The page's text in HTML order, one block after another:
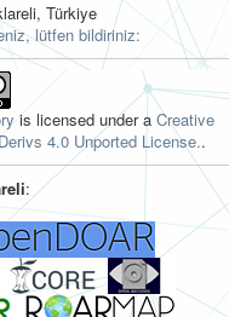
Türkiye
lütfen bildiriniz:
is licensed under a Creative
4.0 Unported License..
: